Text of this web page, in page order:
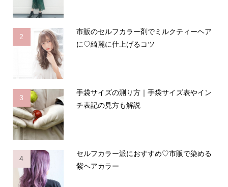
2
市販のセルフカラー剤でミルクティーヘア
に♡綺麗に仕上げるコツ
3
手袋サイズの測り方｜手袋サイズ表やイン
チ表記の見方も解説
4
セルフカラー派におすすめ♡市販で染める
紫ヘアカラー